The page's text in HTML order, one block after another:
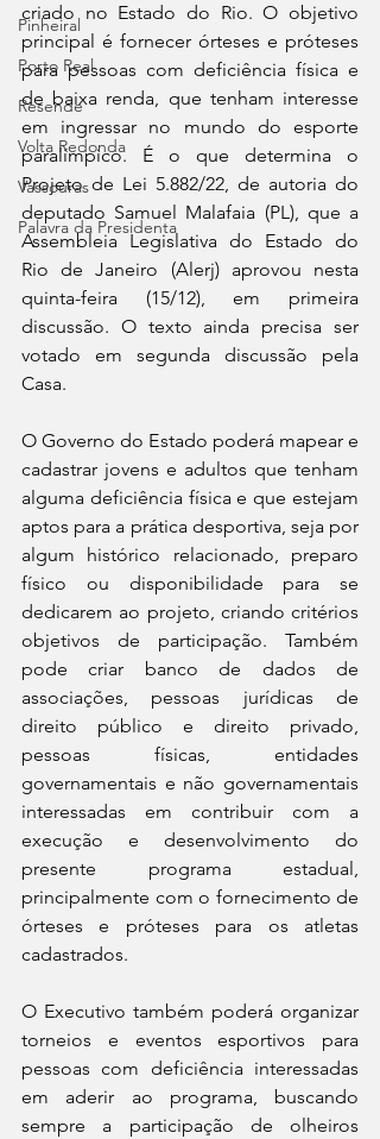
Pinheiral
Porto Real
Resende
Volta Redonda
Vassouras
Palavra da Presidenta
criado no Estado do Rio. O objetivo
principal é fornecer órteses e próteses
para pessoas com deficiência física e
de baixa renda, que tenham interesse
em ingressar no mundo do esporte
paralímpico. É o que determina o
Projeto de Lei 5.882/22, de autoria do
deputado Samuel Malafaia (PL), que a
Assembleia Legislativa do Estado do
Rio de Janeiro (Alerj) aprovou nesta
quinta-feira (15/12), em primeira
discussão. O texto ainda precisa ser
votado em segunda discussão pela
Casa.
O Governo do Estado poderá mapear e
cadastrar jovens e adultos que tenham
alguma deficiência física e que estejam
aptos para a prática desportiva, seja por
algum histórico relacionado, preparo
físico ou disponibilidade para se
dedicarem ao projeto, criando critérios
objetivos de participação. Também
pode criar banco de dados de
associações, pessoas jurídicas de
direito público e direito privado,
pessoas físicas, entidades
governamentais e não governamentais
interessadas em contribuir com a
execução e desenvolvimento do
presente programa estadual,
principalmente com o fornecimento de
órteses e próteses para os atletas
cadastrados.
O Executivo também poderá organizar
torneios e eventos esportivos para
pessoas com deficiência interessadas
em aderir ao programa, buscando
sempre a participação de olheiros